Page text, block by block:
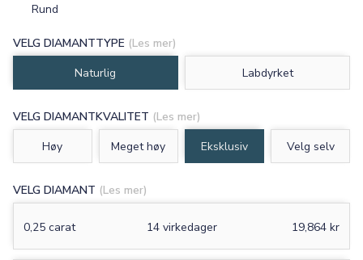
VELG DIAMANTTYPE (Les mer)
Naturlig
Labdyrket
VELG DIAMANTKVALITET (Les mer)
Høy
Meget høy Eksklusiv Velg selv
VELG DIAMANT (Les mer)
0,25 carat 19,864 kr
14 virkedager
Rund